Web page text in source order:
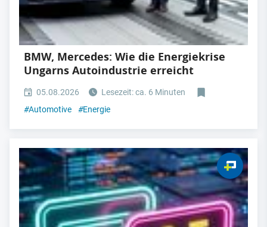
BMW, Mercedes: Wie die Energiekrise
Ungarns Autoindustrie erreicht
05.08.2026
Lesezeit: ca. 6 Minuten
#Automotive #Energie